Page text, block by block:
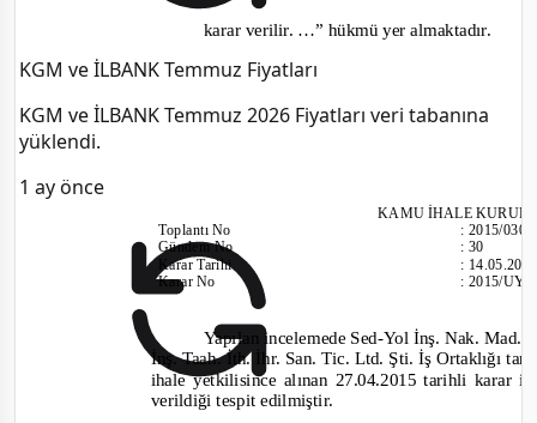
KGM ve İLBANK Temmuz Fiyatları
KGM ve İLBANK Temmuz 2026 Fiyatları veri tabanına
yüklendi.
1 ay önce
karar verilir. …” hükmü yer almaktadır.
KAMU İHALE
Toplantı No
Gündem No
Karar Tarihi
Karar No
:2015/030
:30
:
:2015/
Yapılan incelemede Sed-Yol İnş. Nak. Mad.
İnş. Taah. İth. İhr. San. Tic. Ltd. Şti. İş Ortaklığı
ihale yetkilisince alınan 27.04.2015 tarihli karar
verildiği tespit edilmiştir.